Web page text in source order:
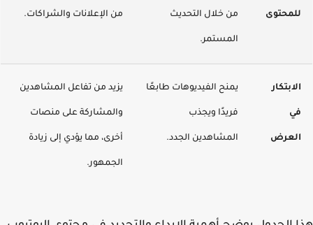
للمحتوى من خلال التحديث
المستمر.
من الإعلانات والشراكات.
الابتكار
في
العرض
يمنح الفيديوهات طابعًا
فريدًا ويجذب
المشاهدين الجدد.
يزيد من تفاعل المشاهدين
والمشاركة على منصات
أخرى، مما يؤدي إلى زيادة
الجمهور.